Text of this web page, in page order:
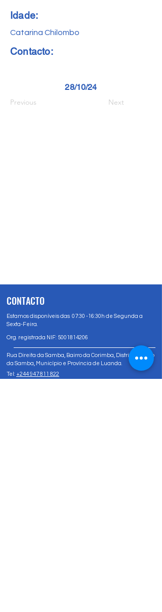
Idade:
Catarina Chilombo
Contacto:
28/10/24
Previous Next
CONTACTO
Estamos disponíveis das 07:30 -16:30h de Segunda a
Sexta-Feira.
Org. registrada NIF: 5001814206
Rua Direita da Samba, Bairro da Corimba, Distrito Urbano
da Samba, Município e Província de Luanda.
Tel: +244 947 811 822